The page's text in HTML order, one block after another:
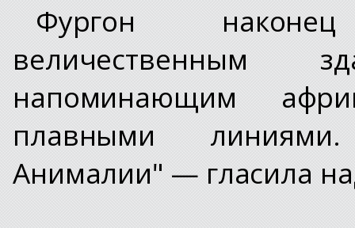
Фургон
величественным
напоминающим
плавными
Анималии" — гласила